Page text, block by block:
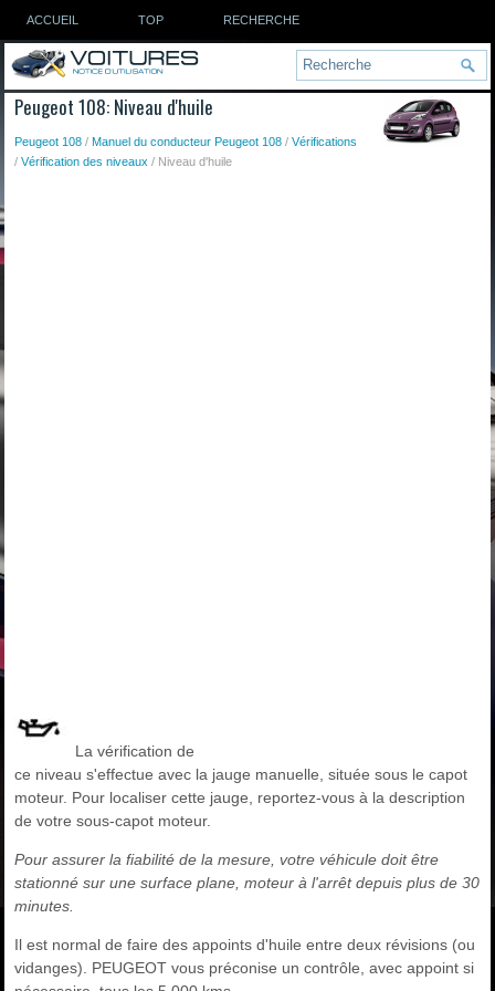
ACCUEIL TOP RECHERCHE
Peugeot 108: Niveau d'huile
Peugeot 108 /Manuel du conducteur Peugeot 108 /Vérifications
/Vérification des niveaux / Niveau d'huile
La vérification de
ce niveau s'effectue avec la jauge manuelle, située sous le capot
moteur. Pour localiser cette jauge, reportez-vous à la description
de votre sous-capot moteur.
Pour assurer la fiabilité de la mesure, votre véhicule doit être
stationné sur une surface plane, moteur à l'arrêt depuis plus de 30
minutes.
Il est normal de faire des appoints d'huile entre deux révisions (ou
vidanges). PEUGEOT vous préconise un contrôle, avec appoint si